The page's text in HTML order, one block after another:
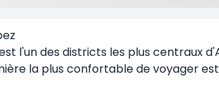
l'un des districts les plus centraux
la plus confortable de voyager